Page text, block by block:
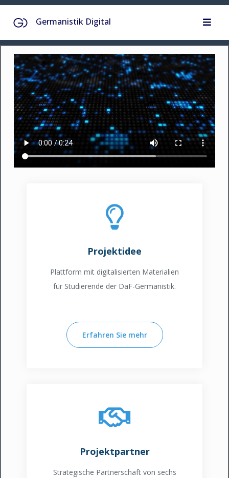
content
Germanistik Digital
Projektidee
Plattform mit digitalisierten Materialien
für Studierende der DaF-Germanistik.
Erfahren Sie mehr
Projektpartner
Strategische Partnerschaft von sechs